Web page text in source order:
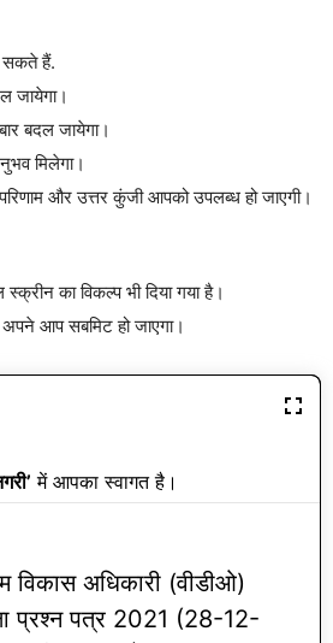
सकते हैं.
जायेगा।
बदल जायेगा।
मिलेगा।
और उत्तर कुंजी आपको उपलब्ध हो जाएगी।
का विकल्प भी दिया गया है।
आप सबमिट हो जाएगा।
में आपका स्वागत है।
विकास अधिकारी (वीडीओ)
प्रश्न पत्र 2021 (28-12-